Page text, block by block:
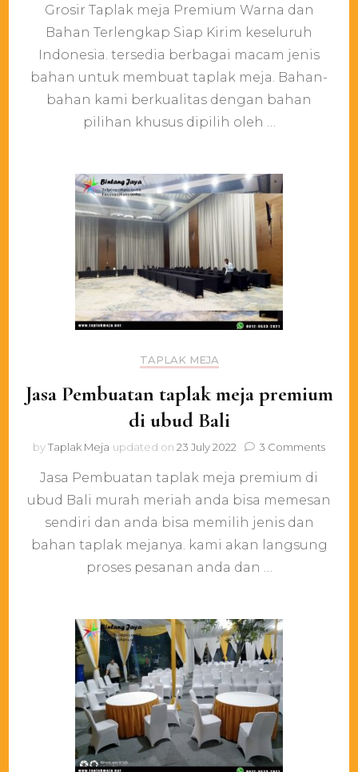
Taplak
meja
Warna
dan
Terlengkap
Grosir Taplak meja Premium Warna dan
Bahan Terlengkap Siap Kirim keseluruh
Indonesia. tersedia berbagai macam jenis
bahan untuk membuat taplak meja. Bahan-
bahan kami berkualitas dengan bahan
pilihan khusus dipilih oleh …
TAPLAK MEJA
Jasa Pembuatan taplak meja premium
di ubud Bali
byTaplak Meja updated on 23 July 2022 3 Commentson
di
Jasa Pembuatan taplak meja premium di
ubud Bali murah meriah anda bisa memesan
sendiri dan anda bisa memilih jenis dan
bahan taplak mejanya. kami akan langsung
proses pesanan anda dan …